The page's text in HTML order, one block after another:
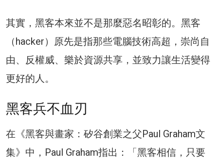
其實，黑客本來並不是那麼惡名昭彰的。黑客
（hacker）原先是指那些電腦技術高超，崇尚自
由、反權威、樂於資源共享，並致力讓生活變得
更好的人。
黑客兵不血刃
在《黑客與畫家：矽谷創業之父Paul Graham文
集》中，Paul Graham指出：「黑客相信，只要